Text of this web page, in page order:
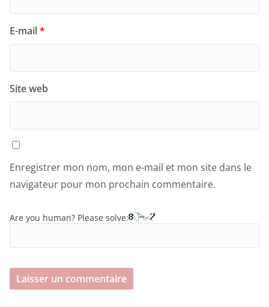
E-mail*
Site web
Enregistrer mon nom, mon e-mail et mon site dans le
navigateur pour mon prochain commentaire.
Are you human? Please solve: